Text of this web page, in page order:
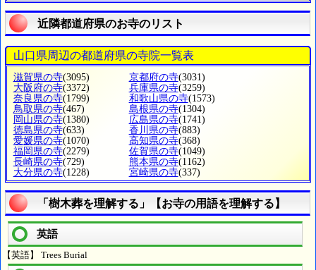
近隣都道府県のお寺のリスト
山口県周辺の都道府県の寺院一覧表
滋賀県の寺(3095) 京都府の寺(3031)
大阪府の寺(3372) 兵庫県の寺(3259)
奈良県の寺(1799) 和歌山県の寺(1573)
鳥取県の寺(467) 島根県の寺(1304)
岡山県の寺(1380) 広島県の寺(1741)
徳島県の寺(633) 香川県の寺(883)
愛媛県の寺(1070) 高知県の寺(368)
福岡県の寺(2279) 佐賀県の寺(1049)
長崎県の寺(729) 熊本県の寺(1162)
大分県の寺(1228) 宮崎県の寺(337)
「樹木葬を理解する」【お寺の用語を理解する】
英語
【英語】 Trees Burial